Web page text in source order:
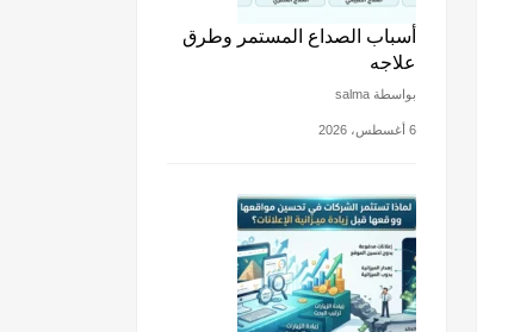
أسباب الصداع المستمر وطرق
علاجه
بواسطة salma
6 أغسطس، 2026